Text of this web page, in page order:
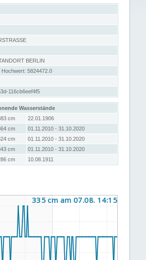
BERLIN
5824472.0
116cb6eef4f5
Wasserstände
cm
22.01.1906
cm
01.11.2010 - 31.10.2020
cm
01.11.2010 - 31.10.2020
cm
01.11.2010 - 31.10.2020
cm 10.08.1911